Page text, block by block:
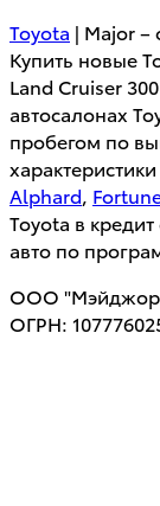
Toyota | Major
Купить новые
Land Cruiser
автосалонах
пробегом по
Alphard,
Toyota в
авто по
ООО "Мэйджор
ОГРН: